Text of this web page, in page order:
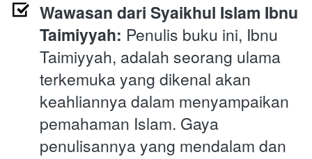
Wawasan dari Syaikhul Islam Ibnu
Taimiyyah: Penulis buku ini, Ibnu
Taimiyyah, adalah seorang ulama
terkemuka yang dikenal akan
keahliannya dalam menyampaikan
pemahaman Islam. Gaya
penulisannya yang mendalam dan